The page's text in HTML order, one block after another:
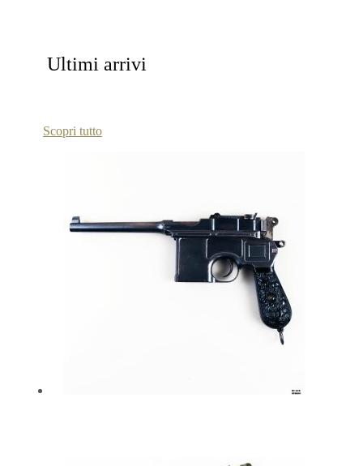
Ultimi arrivi
Scopri tutto